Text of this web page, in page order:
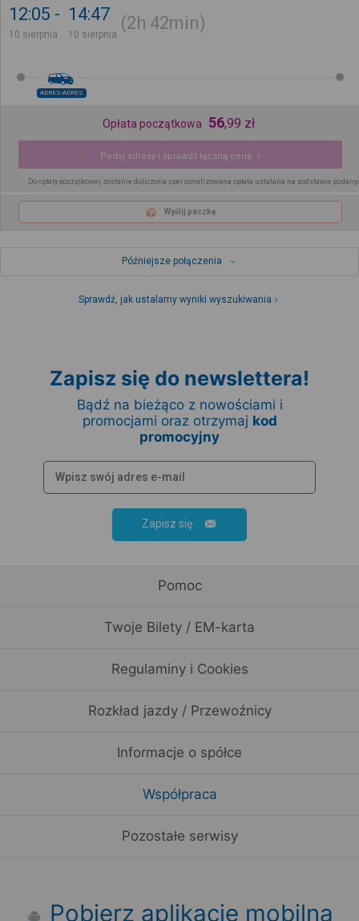
12:05
10 sierpnia
14:47
10 sierpnia
2h 42min
ADRES-ADRES
Opłata początkowa 56,99 zł
Podaj adresy i sprawdź łączną cenę
Do opłaty początkowej zostanie doliczona spersonalizowana opłata ustalana na podstawie
Wyślij paczkę
Późniejsze połączenia
Sprawdź, jak ustalamy wyniki wyszukiwania
Zapisz się do newslettera!
Bądź na bieżąco z nowościami i
promocjami oraz otrzymaj kod
promocyjny
Zapisz się
Pomoc
Twoje Bilety / EM-karta
Regulaminy i Cookies
Rozkład jazdy / Przewoźnicy
Informacje o spółce
Współpraca
Pozostałe serwisy
Pobierz aplikację mobilną